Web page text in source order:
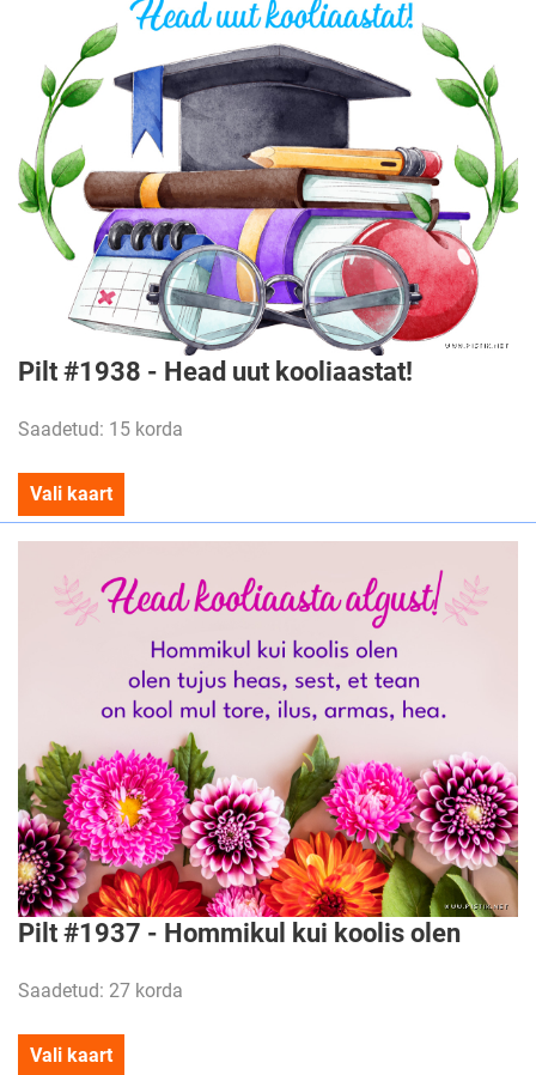
Pilt #1938 - Head uut kooliaastat!
Saadetud: 15 korda
Vali kaart
Pilt #1937 - Hommikul kui koolis olen
Saadetud: 27 korda
Vali kaart